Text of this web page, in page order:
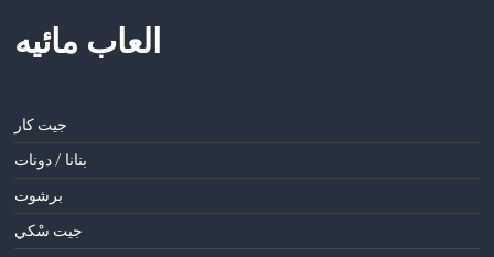
العاب مائيه
جيت كار
بنانا / دونات
برشوت
جيت سْكي